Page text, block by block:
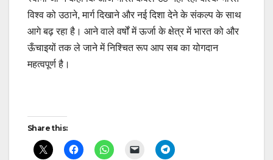
विश्व को उठाने, मार्ग दिखाने और नई दिशा देने के संकल्प के साथ
आगे बढ़ रहा है। आने वाले वर्षों में ऊर्जा के क्षेत्र में भारत को और
ऊँचाइयों तक ले जाने में निश्चित रूप आप सब का योगदान
महत्वपूर्ण है।
Post
navigation
Share this: